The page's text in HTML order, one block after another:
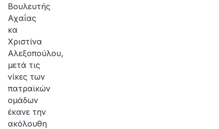
Βουλευτής
Αχαΐας
κα
Χριστίνα
Αλεξοπούλου,
μετά τις
νίκες των
πατραϊκών
ομάδων
έκανε την
ακόλουθη